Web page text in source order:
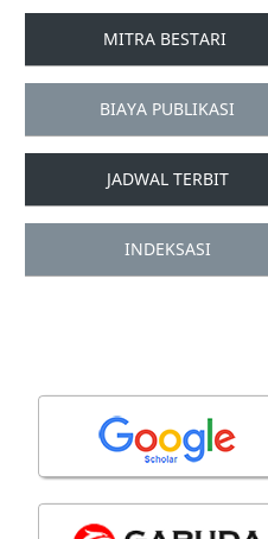
MITRA BESTARI
BIAYA PUBLIKASI
JADWAL TERBIT
INDEKSASI